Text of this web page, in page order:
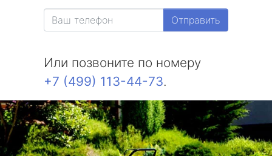
Отправить
Или позвоните по номеру
+7 (499) 113-44-73.